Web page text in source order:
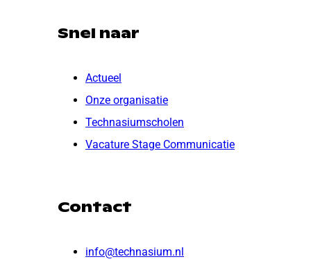
Snel naar
Actueel
Onze organisatie
Technasiumscholen
Vacature Stage Communicatie
Contact
info@technasium.nl